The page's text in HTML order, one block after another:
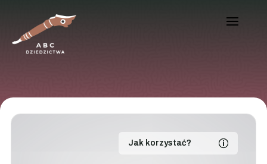
Jak korzystać?